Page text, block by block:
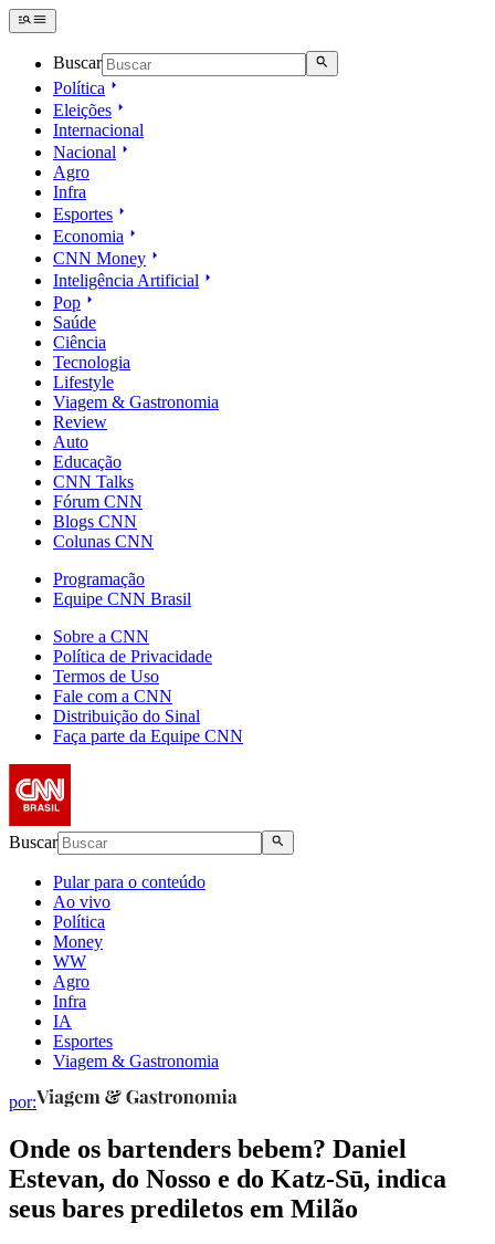
Buscar
Política
Eleições
Internacional
Nacional
Agro
Infra
Esportes
Economia
CNN Money
Inteligência Artificial
Pop
Saúde
Ciência
Tecnologia
Lifestyle
Viagem & Gastronomia
Review
Auto
Educação
CNN Talks
Fórum CNN
Blogs CNN
Colunas CNN
Programação
Equipe CNN Brasil
Sobre a CNN
Política de Privacidade
Termos de Uso
Fale com a CNN
Distribuição do Sinal
Faça parte da Equipe CNN
Buscar
Pular para o conteúdo
Ao vivo
Política
Money
WW
Agro
Infra
IA
Esportes
Viagem & Gastronomia
por:
Onde os bartenders bebem? Daniel
Estevan, do Nosso e do Katz-Sū, indica
seus bares prediletos em Milão